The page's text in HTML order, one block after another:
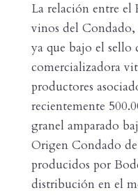
La relación entre el
vinos del Condado,
ya que bajo el sello
comercializadora
productores
recientemente
granel amparado
Origen Condado
producidos por
distribución en el